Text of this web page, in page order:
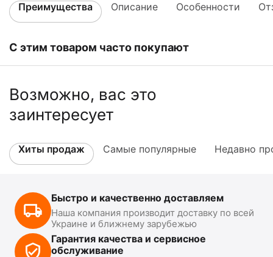
Преимущества Описание Особенности
С этим товаром часто покупают
Возможно, вас это
заинтересует
Хиты продаж Самые популярные Недавно
Быстро и качественно доставляем
Наша компания производит доставку по всей
Украине и ближнему зарубежью
Гарантия качества и сервисное
обслуживание